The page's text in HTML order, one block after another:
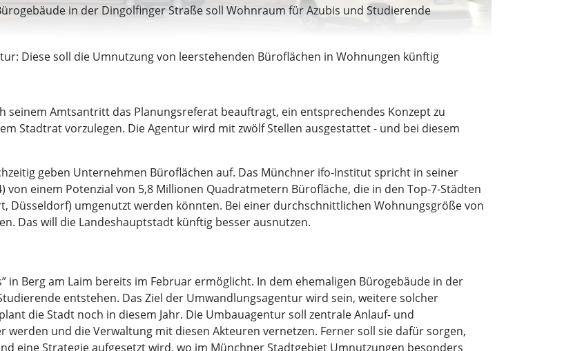
in der Dingolfinger Straße soll Wohnraum für Azubis und Studierende
Diese soll die Umnutzung von leerstehenden Büroflächen in Wohnungen künftig
Amtsantritt das Planungsreferat beauftragt, ein entsprechendes Konzept zu
Stadtrat vorzulegen. Die Agentur wird mit zwölf Stellen ausgestattet - und bei diesem
geben Unternehmen Büroflächen auf. Das Münchner ifo-Institut spricht in seiner
von einem Potenzial von 5,8 Millionen Quadratmetern Bürofläche, die in den Top-7-Städten
Düsseldorf) umgenutzt werden könnten. Bei einer durchschnittlichen Wohnungsgröße von
Das will die Landeshauptstadt künftig besser ausnutzen.
in Berg am Laim bereits im Februar ermöglicht. In dem ehemaligen Bürogebäude in der
entstehen. Das Ziel der Umwandlungsagentur wird sein, weitere solcher
die Stadt noch in diesem Jahr. Die Umbauagentur soll zentrale Anlauf- und
und die Verwaltung mit diesen Akteuren vernetzen. Ferner soll sie dafür sorgen,
eine Strategie aufgesetzt wird, wo im Münchner Stadtgebiet Umnutzungen besonders